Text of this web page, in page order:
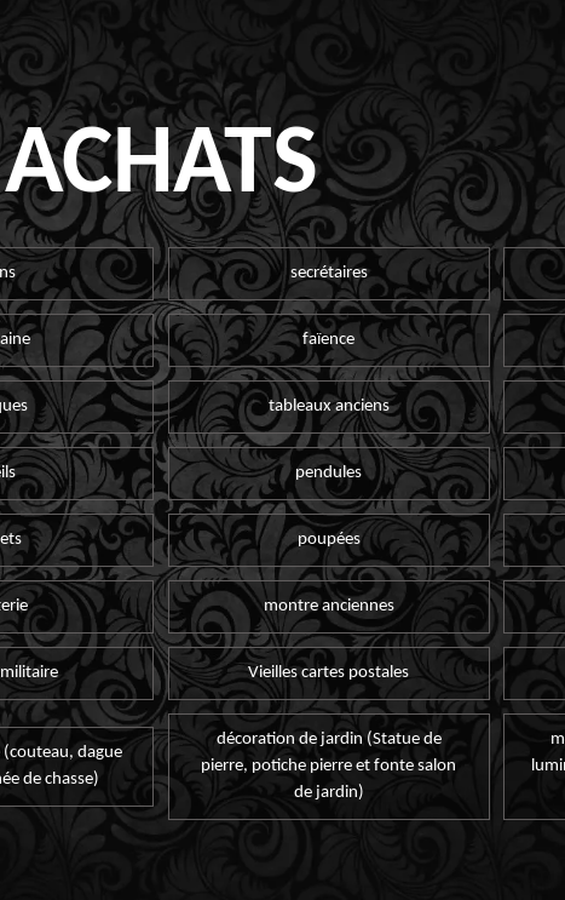
ACHATS
secrétaires
faïence
tableaux anciens
pendules
poupées
montre anciennes
Vieilles cartes postales
(couteau, dague
de chasse)
décoration de jardin (Statue de
pierre, potiche pierre et fonte salon
de jardin)